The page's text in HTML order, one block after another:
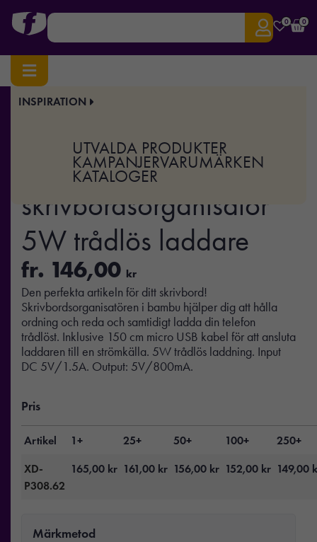
0 0
INSPIRATION
UTVALDA PRODUKTER
KAMPANJERVARUMÄRKEN
KATALOGER
Hem/Elektronik / Mobiltillbehör
Bambu
skrivbordsorganisatör
5W trådlös laddare
fr. 146,00 kr
Den perfekta artikeln för ditt skrivbord!
Skrivbordsorganisatören i bambu hjälper dig att hålla
ordning och reda och samtidigt ladda din telefon
trådlöst. Inklusive 150 cm micro USB kabel för att ansluta
laddaren till en strömkälla. 5W trådlös laddning. Input
DC 5V/1.5A. Output: 5V/800mA.
Pris
Artikel 1+ 25+ 50+ 100+
250+
XD-
P308.62
165,00 kr 161,00 kr 156,00 kr 152,00 kr 149,00
Märkmetod